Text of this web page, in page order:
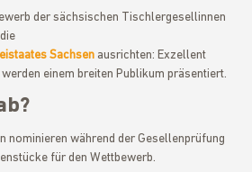
der sächsischen Tischlergesellinnen
Sachsen ausrichten: Exzellent
einem breiten Publikum präsentiert.
nominieren während der Gesellenprüfung
für den Wettbewerb.